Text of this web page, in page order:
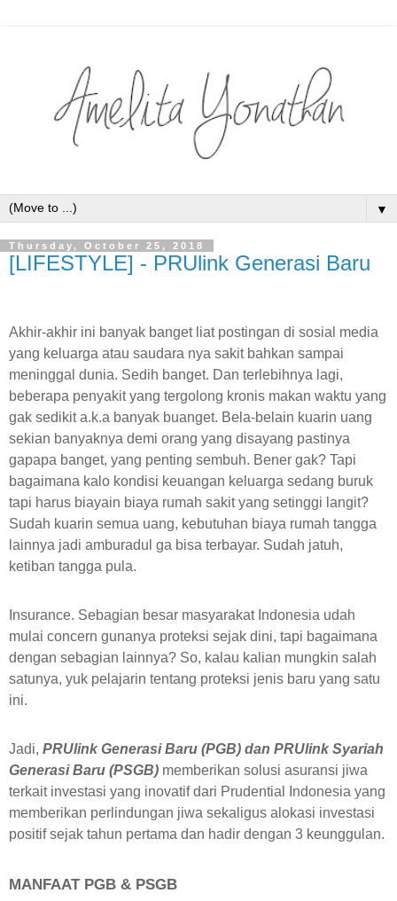
▼
Thursday, October 25, 2018
[LIFESTYLE] - PRUlink Generasi Baru
Akhir-akhir ini banyak banget liat postingan di sosial media
yang keluarga atau saudara nya sakit bahkan sampai
meninggal dunia. Sedih banget. Dan terlebihnya lagi,
beberapa penyakit yang tergolong kronis makan waktu yang
gak sedikit a.k.a banyak buanget. Bela-belain kuarin uang
sekian banyaknya demi orang yang disayang pastinya
gapapa banget, yang penting sembuh. Bener gak? Tapi
bagaimana kalo kondisi keuangan keluarga sedang buruk
tapi harus biayain biaya rumah sakit yang setinggi langit?
Sudah kuarin semua uang, kebutuhan biaya rumah tangga
lainnya jadi amburadul ga bisa terbayar. Sudah jatuh,
ketiban tangga pula.
Insurance. Sebagian besar masyarakat Indonesia udah
mulai concern gunanya proteksi sejak dini, tapi bagaimana
dengan sebagian lainnya? So, kalau kalian mungkin salah
satunya, yuk pelajarin tentang proteksi jenis baru yang satu
ini.
Jadi, PRUlink Generasi Baru (PGB) dan PRUlink Syariah
Generasi Baru (PSGB) memberikan solusi asuransi jiwa
terkait investasi yang inovatif dari Prudential Indonesia yang
memberikan perlindungan jiwa sekaligus alokasi investasi
positif sejak tahun pertama dan hadir dengan 3 keunggulan.
MANFAAT PGB & PSGB